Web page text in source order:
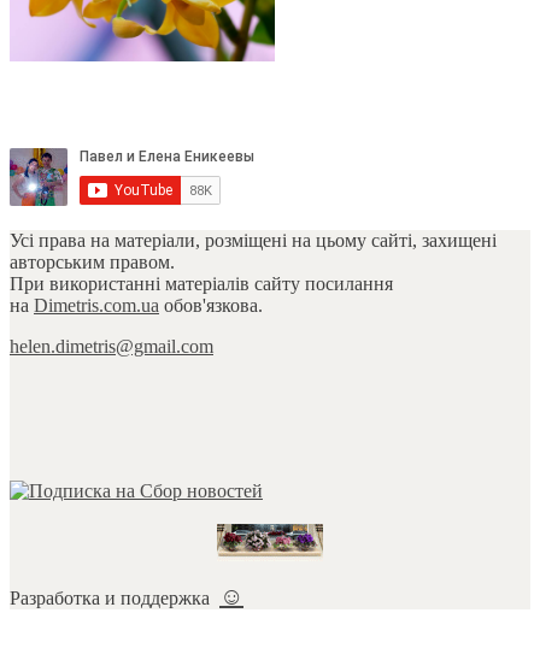
Усі права на матеріали, розміщені на цьому сайті, захищені
авторським правом.
При використанні матеріалів сайту посилання
на Dimetris.com.ua обов'язкова.
helen.dimetris@gmail.com
Разработка и поддержка ☺